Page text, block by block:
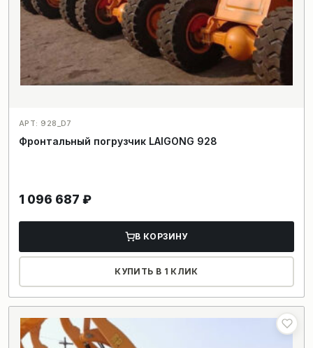
АРТ: 928_D7
Фронтальный погрузчик LAIGONG 928
1 096 687 ₽
В КОРЗИНУ
КУПИТЬ В 1 КЛИК